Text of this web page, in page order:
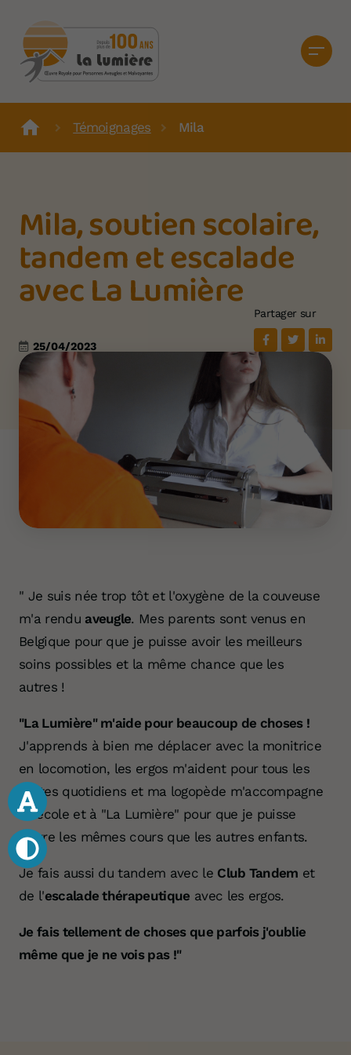
Témoignages Mila
Mila, soutien scolaire,
tandem et escalade
avec La Lumière
25/04/2023
Partager sur
" Je suis née trop tôt et l'oxygène de la couveuse
m'a rendu aveugle. Mes parents sont venus en
Belgique pour que je puisse avoir les meilleurs
soins possibles et la même chance que les
autres !
"La Lumière" m'aide pour beaucoup de choses !
J'apprends à bien me déplacer avec la monitrice
en locomotion, les ergos m'aident pour tous les
gestes quotidiens et ma logopède m'accompagne
à l'école et à "La Lumière" pour que je puisse
suivre les mêmes cours que les autres enfants.
Je fais aussi du tandem avec le Club Tandem et
de l'escalade thérapeutique avec les ergos.
Je fais tellement de choses que parfois j'oublie
même que je ne vois pas !"